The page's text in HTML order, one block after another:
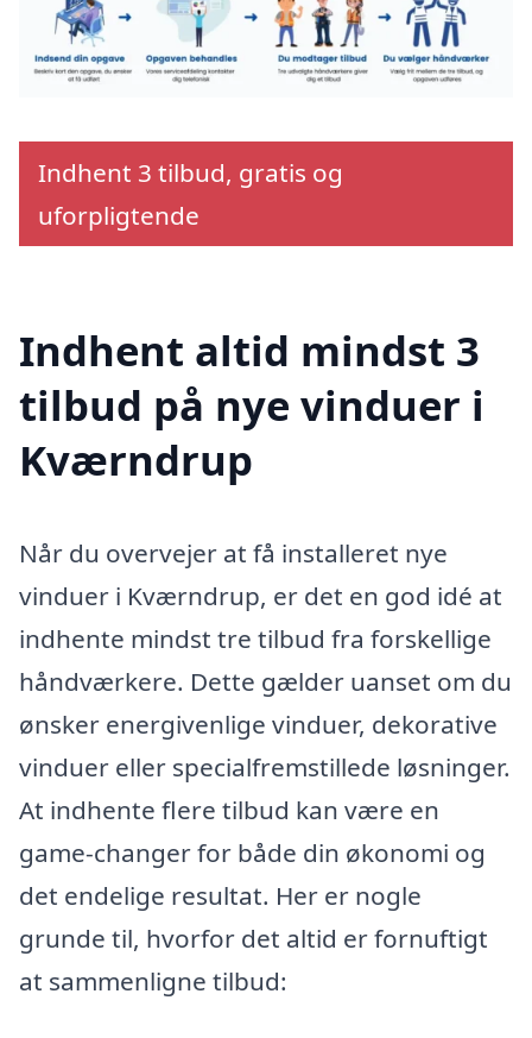
Indhent 3 tilbud, gratis og
uforpligtende
Indhent altid mindst 3
tilbud på nye vinduer i
Kværndrup
Når du overvejer at få installeret nye
vinduer i Kværndrup, er det en god idé at
indhente mindst tre tilbud fra forskellige
håndværkere. Dette gælder uanset om du
ønsker energivenlige vinduer, dekorative
vinduer eller specialfremstillede løsninger.
At indhente flere tilbud kan være en
game-changer for både din økonomi og
det endelige resultat. Her er nogle
grunde til, hvorfor det altid er fornuftigt
at sammenligne tilbud: